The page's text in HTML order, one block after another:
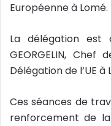
Européenne à Lomé.
La délégation est
GEORGELIN,
Délégation de l’UE à
Ces séances de
renforcement de